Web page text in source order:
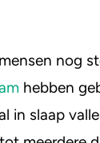
nog
hebben
in slaap